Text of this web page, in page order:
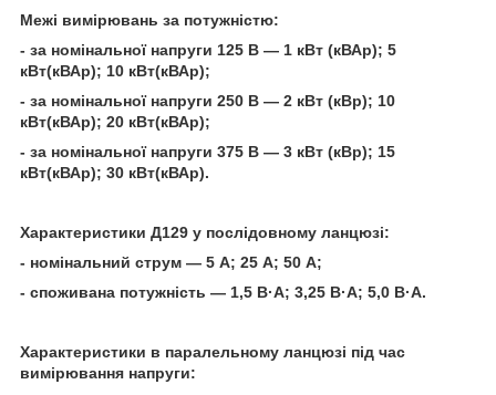
Межі вимірювань за потужністю:
- за номінальної напруги 125 В — 1 кВт (кВАр); 5
кВт(кВАр); 10 кВт(кВАр);
- за номінальної напруги 250 В — 2 кВт (кВр); 10
кВт(кВАр); 20 кВт(кВАр);
- за номінальної напруги 375 В — 3 кВт (кВр); 15
кВт(кВАр); 30 кВт(кВАр).
Характеристики Д129 у послідовному ланцюзі:
- номінальний струм — 5 А; 25 А; 50 А;
- споживана потужність — 1,5 В·А; 3,25 В·А; 5,0 В·А.
Характеристики в паралельному ланцюзі під час
вимірювання напруги: